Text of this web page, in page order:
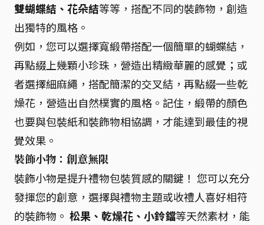
雙蝴蝶結、花朵結等等，搭配不同的裝飾物，創造
出獨特的風格。
例如，您可以選擇寬緞帶搭配一個簡單的蝴蝶結，
再點綴上幾顆小珍珠，營造出精緻華麗的感覺；或
者選擇細麻繩，搭配簡潔的交叉結，再點綴一些乾
燥花，營造出自然樸實的風格。記住，緞帶的顏色
也要與包裝紙和裝飾物相協調，才能達到最佳的視
覺效果。
裝飾小物：創意無限
裝飾小物是提升禮物包裝質感的關鍵！ 您可以充分
發揮您的創意，選擇與禮物主題或收禮人喜好相符
的裝飾物。 松果、乾燥花、小鈴鐺等天然素材，能